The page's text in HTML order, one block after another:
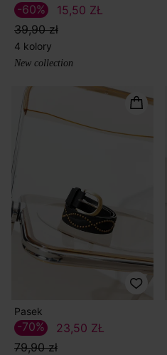
15,50 ZŁ
39,90 zł
-60%
4 kolory
New collection
Pasek
23,50 ZŁ
79,90 zł
-70%